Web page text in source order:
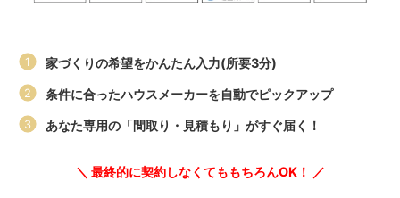
家づくりの希望をかんたん入力(所要3分)
条件に合ったハウスメーカーを自動でピックアップ
あなた専用の「間取り・見積もり」がすぐ届く！
＼ 最終的に契約しなくてももちろんOK！ ／